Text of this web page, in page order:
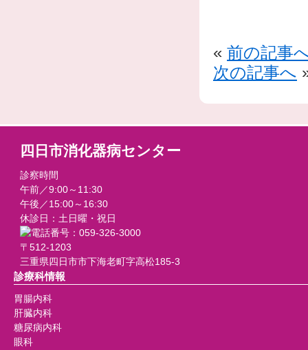
« 前の記事
次の記事へ
四日市消化器病センター
診察時間
午前／9:00～11:30
午後／15:00～16:30
休診日：土日曜・祝日
〒512-1203
三重県四日市市下海老町字高松185-3
診療科情報
胃腸内科
肝臓内科
糖尿病内科
眼科